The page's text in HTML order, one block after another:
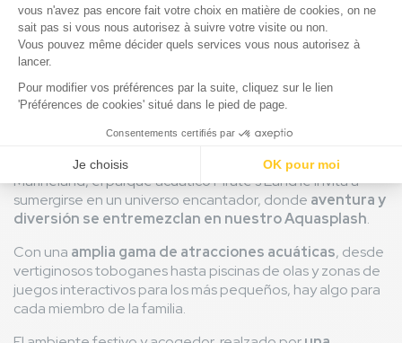
Sus vacaciones con el parque
acuático Pirate's Land
No pierda la oportunidad de regalar a su familia unas
vacaciones inolvidables en el corazón de la magnífica
región de Las Landas. Sin ir tan lejos como Antibes y
Marineland, el parque acuático Pirate's Land le invita a
sumergirse en un universo encantador, donde aventura y
diversión se entremezclan en nuestro Aquasplash.
Con una amplia gama de atracciones acuáticas, desde
vertiginosos toboganes hasta piscinas de olas y zonas de
juegos interactivos para los más pequeños, hay algo para
cada miembro de la familia.